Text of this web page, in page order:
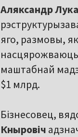
Аляксандр
яго, размовы,
маштабнай
$1 млрд.
Бізнесовец,
Кныровіч